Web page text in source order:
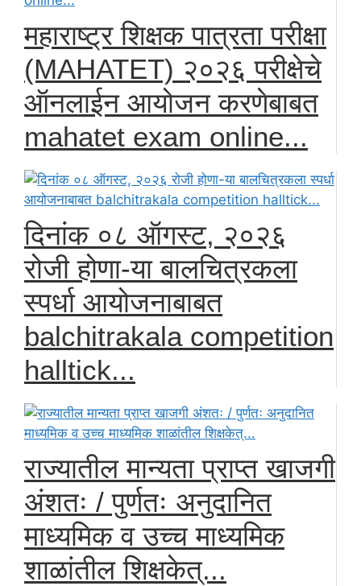
महाराष्ट्र शिक्षक पात्रता परीक्षा
(MAHATET) २०२६ परीक्षेचे
ऑनलाईन आयोजन करणेबाबत
mahatet exam online...
दिनांक ०८ ऑगस्ट, २०२६
रोजी होणा-या बालचित्रकला
स्पर्धा आयोजनाबाबत
balchitrakala competition
halltick...
राज्यातील मान्यता प्राप्त खाजगी
अंशतः / पुर्णतः अनुदानित
माध्यमिक व उच्च माध्यमिक
शाळांतील शिक्षकेत्...